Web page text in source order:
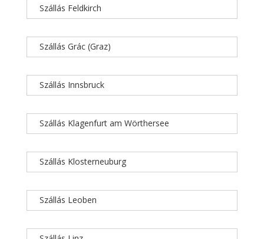
Szállás Feldkirch
Szállás Grác (Graz)
Szállás Innsbruck
Szállás Klagenfurt am Wörthersee
Szállás Klosterneuburg
Szállás Leoben